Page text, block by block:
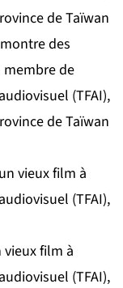
des
de
(TFAI),
de Taïwan
film à
(TFAI),